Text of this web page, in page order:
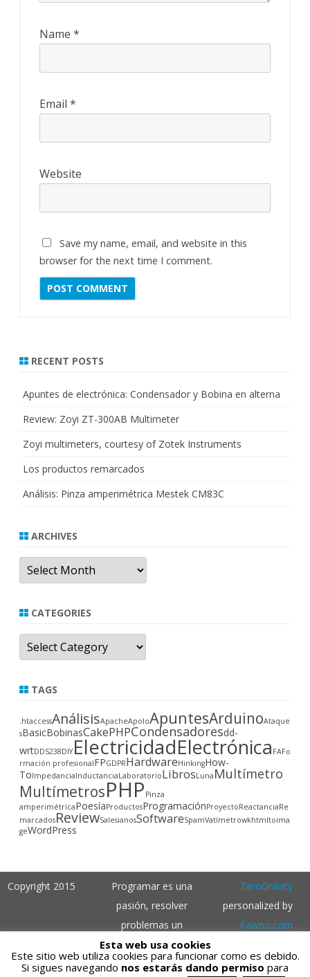
Name *
Email *
Website
Save my name, email, and website in this
browser for the next time I comment.
RECENT POSTS
Apuntes de electrónica: Condensador y Bobina en alterna
Review: Zoyi ZT-300AB Multimeter
Zoyi multimeters, courtesy of Zotek Instruments
Los productos remarcados
Análisis: Pinza amperimétrica Mestek CM83C
ARCHIVES
Archives
CATEGORIES
Categories
TAGS
.htaccessAnálisisApacheApoloApuntesArduinoAtaque
sBasicBobinasCakePHPCondensadoresdd-
wrtDDS238DIYElectricidadElectrónica FAFo
rmación profesionalFPGDPRHardwareHinkingHow-
ToImpedanciaInductanciaLaboratorioLibrosLuna Multímetro
MultímetrosPHP Pinza
amperimétricaPoesíaProductosProgramaciónProyectoReactanciaRe
marcadosReviewSalesianosSoftwareSpamVatímetrowkhtmltoima
geWordPress
Copyright 2015
Programar es una
pasión, resolver
problemas un
pasatiempo,
superarse una
ZeroGravity
personalized by
Fawno.com
WordPress
Esta web usa cookies
Este sitio web utiliza cookies para funcionar como es debido.
Si sigues navegando nos estarás dando permiso para